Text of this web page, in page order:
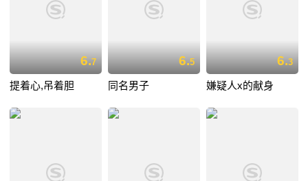
6.7
提着心,吊着胆
6.5
同名男子
6.3
嫌疑人x的献身